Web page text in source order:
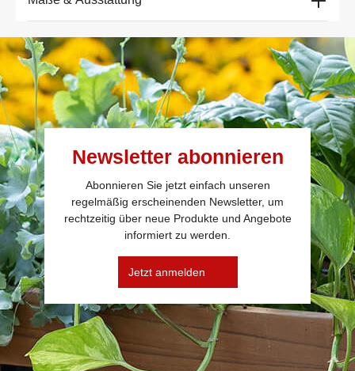
Newsletter abonnieren
Abonnieren Sie jetzt einfach unseren
regelmäßig erscheinenden Newsletter, um
rechtzeitig über neue Produkte und Angebote
informiert zu werden.
Jetzt anmelden